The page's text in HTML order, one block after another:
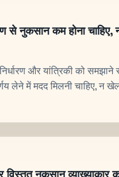
से नुकसान कम होना चाहिए,
और यांत्रिकी को
लेने में मदद मिलनी चाहिए, न
नुकसान व्याख्याकार